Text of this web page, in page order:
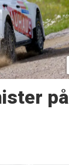
på